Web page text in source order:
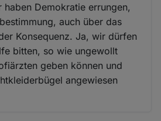
Demokratie errungen,
auch über das
Konsequenz. Ja, wir dürfen
bitten, so wie ungewollt
geben können und
angewiesen